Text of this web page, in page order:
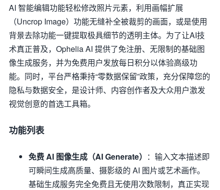
AI 智能编辑功能轻松修改照片元素，利用画幅扩展
（Uncrop Image）功能无缝补全被裁剪的画面，或是使用
背景去除功能一键提取极具细节的透明主体。为了让AI技
术真正普及，Ophelia AI 提供了免注册、无限制的基础图
像生成服务，并为免费用户发放每日积分以体验高级功
能。同时，平台严格秉持“零数据保留”政策，充分保障您的
隐私与数据安全，是设计师、内容创作者及大众用户激发
视觉创意的首选工具箱。
功能列表
免费 AI 图像生成（AI Generate） ：输入文本描述即
可瞬间生成高质量、摄影级的 AI 图片或艺术画作。
基础生成服务完全免费且无使用次数限制，真正实现